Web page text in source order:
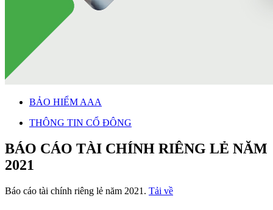
BẢO HIỂM AAA
THÔNG TIN CỔ ĐÔNG
BÁO CÁO TÀI CHÍNH RIÊNG LẺ NĂM
2021
Báo cáo tài chính riêng lẻ năm 2021. Tải về